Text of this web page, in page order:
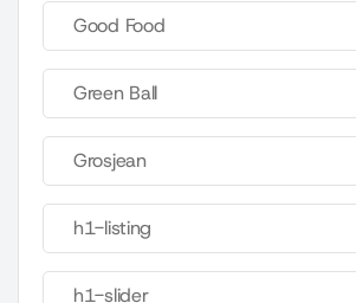
Good Food
Green Ball
Grosjean
h1-listing
h1-slider